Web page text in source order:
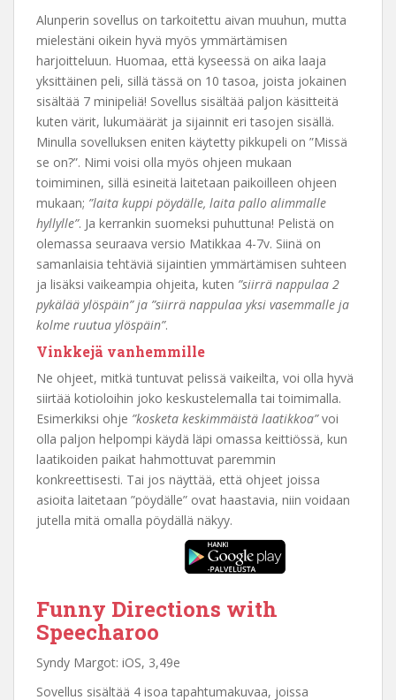
Alunperin sovellus on tarkoitettu aivan muuhun, mutta
mielestäni oikein hyvä myös ymmärtämisen
harjoitteluun. Huomaa, että kyseessä on aika laaja
yksittäinen peli, sillä tässä on 10 tasoa, joista jokainen
sisältää 7 minipeliä! Sovellus sisältää paljon käsitteitä
kuten värit, lukumäärät ja sijainnit eri tasojen sisällä.
Minulla sovelluksen eniten käytetty pikkupeli on ”Missä
se on?”. Nimi voisi olla myös ohjeen mukaan
toimiminen, sillä esineitä laitetaan paikoilleen ohjeen
mukaan; ”laita kuppi pöydälle, laita pallo alimmalle
hyllylle”. Ja kerrankin suomeksi puhuttuna! Pelistä on
olemassa seuraava versio Matikkaa 4-7v. Siinä on
samanlaisia tehtäviä sijaintien ymmärtämisen suhteen
ja lisäksi vaikeampia ohjeita, kuten ”siirrä nappulaa 2
pykälää ylöspäin” ja ”siirrä nappulaa yksi vasemmalle ja
kolme ruutua ylöspäin”.
Vinkkejä vanhemmille
Ne ohjeet, mitkä tuntuvat pelissä vaikeilta, voi olla hyvä
siirtää kotioloihin joko keskustelemalla tai toimimalla.
Esimerkiksi ohje ”kosketa keskimmäistä laatikkoa”voi
olla paljon helpompi käydä läpi omassa keittiössä, kun
laatikoiden paikat hahmottuvat paremmin
konkreettisesti. Tai jos näyttää, että ohjeet joissa
asioita laitetaan ”pöydälle” ovat haastavia, niin voidaan
jutella mitä omalla pöydällä näkyy.
Funny Directions with
Speecharoo
Syndy Margot: iOS, 3,49e
Sovellus sisältää 4 isoa tapahtumakuvaa, joissa